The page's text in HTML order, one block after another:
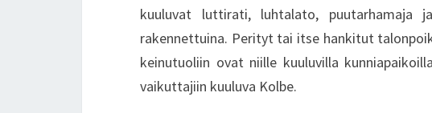
kuuluvat luttirati, luhtalato, puutarhamaja
rakennettuina. Perityt tai itse hankitut
keinutuoliin ovat niille kuuluvilla
vaikuttajiin kuuluva Kolbe.